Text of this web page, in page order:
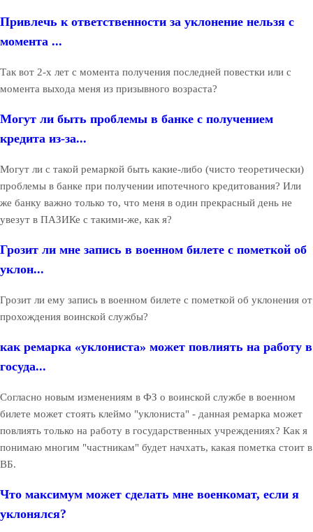
Привлечь к ответственности за уклонение нельзя с
момента ...
Так вот 2-х лет с момента получения последней повестки или с
момента выхода меня из призывного возраста?
Могут ли быть проблемы в банке с получением
кредита из-за...
Могут ли с такой ремаркой быть какие-либо (чисто теоретически)
проблемы в банке при получении ипотечного кредитования? Или
же банку важно только то, что меня в один прекрасный день не
увезут в ПАЗИКе с такими-же, как я?
Грозит ли мне запись в военном билете с пометкой об
уклон...
Грозит ли ему запись в военном билете с пометкой об уклонения от
прохождения воинской службы?
как ремарка «уклониста» может повлиять на работу в
госуда...
Согласно новым изменениям в ФЗ о воинской службе в военном
билете может стоять клеймо "уклониста" - данная ремарка может
повлиять только на работу в государственных учреждениях? Как я
понимаю многим "частникам" будет начхать, какая пометка стоит в
ВБ.
Что максимум может сделать мне военкомат, если я
уклонялся?